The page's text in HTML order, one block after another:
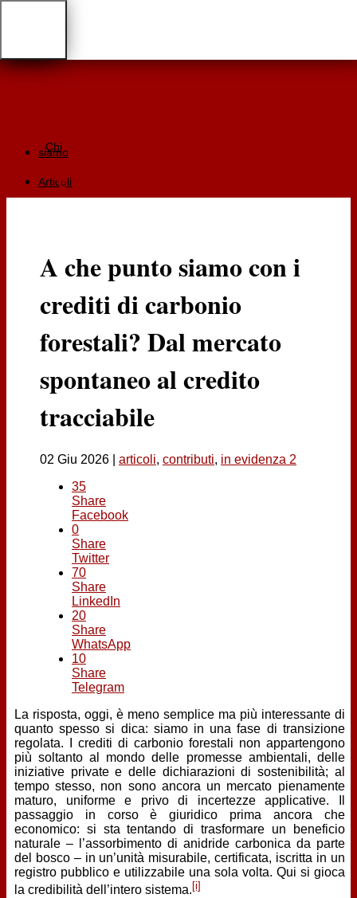
Chi
siamo
Articoli
Recensioni
Documentazione
Cartaceo
A che punto siamo con i
crediti di carbonio
forestali? Dal mercato
spontaneo al credito
tracciabile
02 Giu 2026 articoli, contributi, in evidenza 2
35
Share
Facebook
0
Share
Twitter
70
Share
LinkedIn
20
Share
WhatsApp
10
Share
Telegram
La risposta, oggi, è meno semplice ma più interessante di
quanto spesso si dica: siamo in una fase di transizione
regolata. I crediti di carbonio forestali non appartengono
più soltanto al mondo delle promesse ambientali, delle
iniziative private e delle dichiarazioni di sostenibilità; al
tempo stesso, non sono ancora un mercato pienamente
maturo, uniforme e privo di incertezze applicative. Il
passaggio in corso è giuridico prima ancora che
economico: si sta tentando di trasformare un beneficio
naturale – l’assorbimento di anidride carbonica da parte
del bosco – in un’unità misurabile, certificata, iscritta in un
registro pubblico e utilizzabile una sola volta. Qui si gioca
la credibilità dell’intero sistema. [i]